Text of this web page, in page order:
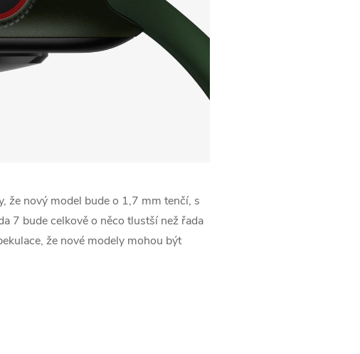
že nový model bude o 1,7 mm tenčí, s
7 bude celkově o něco tlustší než řada
že nové modely mohou být